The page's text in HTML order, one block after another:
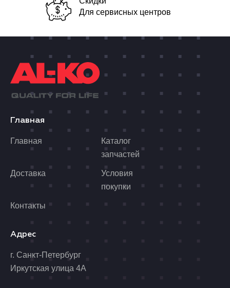
Для сервисных центров
Главная
Главная
Каталог
запчастей
Доставка
Условия
покупки
Контакты
Адрес
г. Санкт-Петербург
Иркутская улица 4А